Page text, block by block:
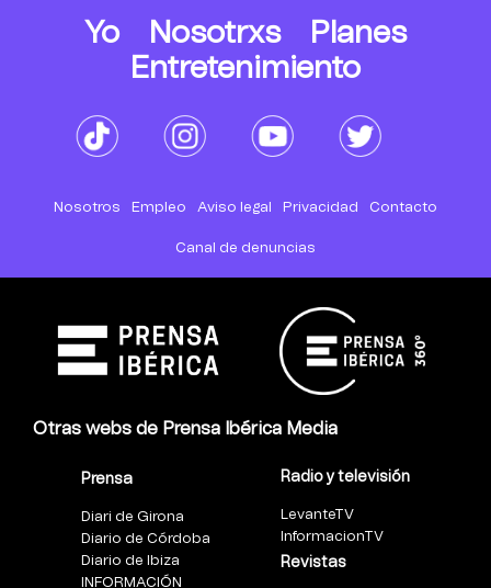
Yo Nosotrxs
Planes
Entretenimiento
Nosotros Empleo Aviso legal Privacidad Contacto
Canal de denuncias
Otras webs de Prensa Ibérica Media
Prensa
Diari de Girona
Diario de Córdoba
Diario de Ibiza
INFORMACIÓN
Radio y televisión
LevanteTV
InformacionTV
Revistas